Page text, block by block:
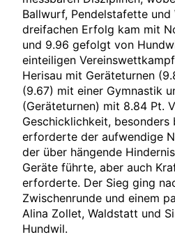
Ballwurf, Pendelstafette und
dreifachen Erfolg kam mit
und 9.96 gefolgt von
einteiligen
Herisau mit Geräteturnen
(9.67) mit einer Gymnastik
(Geräteturnen) mit 8.84 Pt.
Geschicklichkeit, besonders
erforderte der aufwendige
der über hängende
Geräte führte, aber auch
erforderte. Der Sieg ging
Zwischenrunde und einem
Alina Zollet, Waldstatt und
Hundwil.